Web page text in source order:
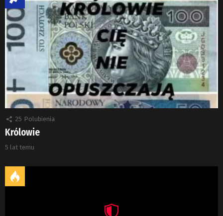
25 Polubienia
Królowie
5 lat temu